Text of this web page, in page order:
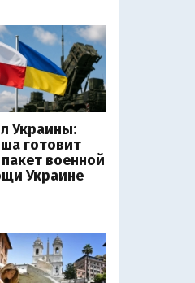
Украины:
готовит
военной
Украине